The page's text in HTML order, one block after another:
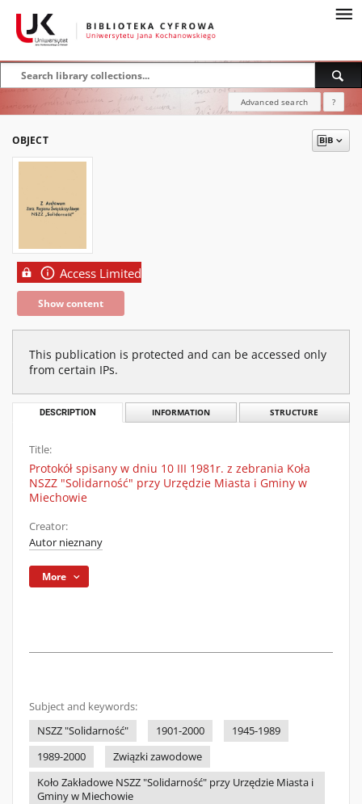
Advanced search ?
OBJECT
Access Limited
Show content
This publication is protected and can be accessed only
from certain IPs.
DESCRIPTION INFORMATION STRUCTURE
Title:
Protokół spisany w dniu 10 III 1981r. z zebrania Koła
NSZZ "Solidarność" przy Urzędzie Miasta i Gminy w
Miechowie
Creator:
Autor nieznany
More
Subject and keywords:
NSZZ "Solidarność"
1901-2000
1945-1989
1989-2000
Związki zawodowe
Koło Zakładowe NSZZ "Solidarność" przy Urzędzie Miasta i
Gminy w Miechowie